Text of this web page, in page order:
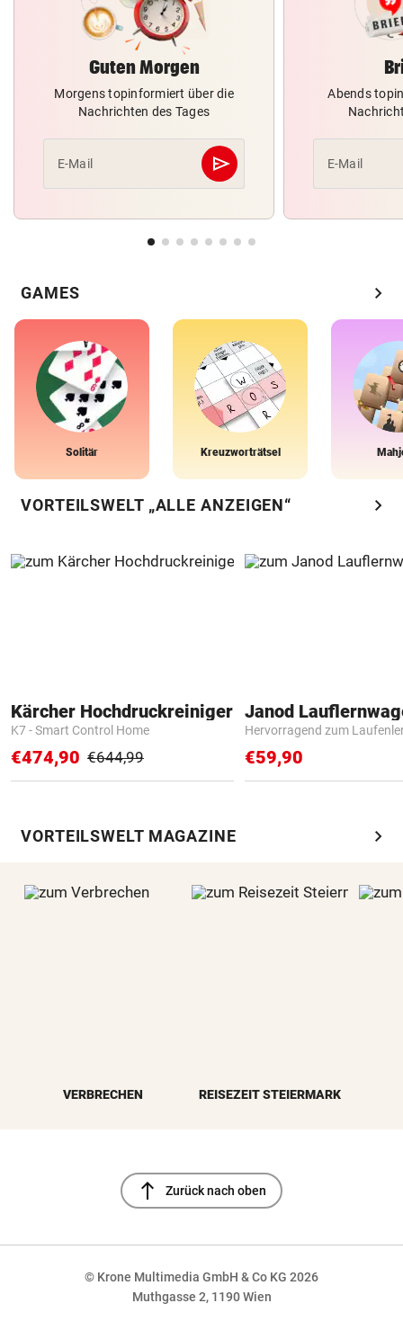
Guten Morgen
Morgens topinformiert über die
Nachrichten des Tages
E-Mail send
Abschicken
Abends
E-Mail
GAMES chevron_right
Solitär Kreuzworträtsel
VORTEILSWELT „ALLE ANZEIGEN“ chevron_right
Kärcher Hochdruckreiniger
K7 - Smart Control Home
€474,90 €644,99
Janod
Hervorragend zum
€59,90
VORTEILSWELT MAGAZINE chevron_right
VERBRECHEN REISEZEIT STEIERMARK
north Zurück nach oben
© Krone Multimedia GmbH & Co KG 2026
Muthgasse 2, 1190 Wien